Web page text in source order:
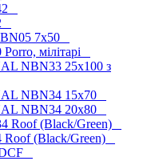
7x50
мілітарі
NBN33 25x100 з
NBN34 15x70
NBN34 20x80
Roof (Black/Green)
Roof (Black/Green)